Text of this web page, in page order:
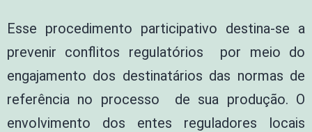
Esse procedimento participativo destina-se a
prevenir conflitos regulatórios por meio do
engajamento dos destinatários das normas de
referência no processo de sua produção. O
envolvimento dos entes reguladores locais